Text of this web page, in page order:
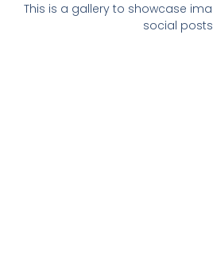
This is a gallery to showcase
social posts